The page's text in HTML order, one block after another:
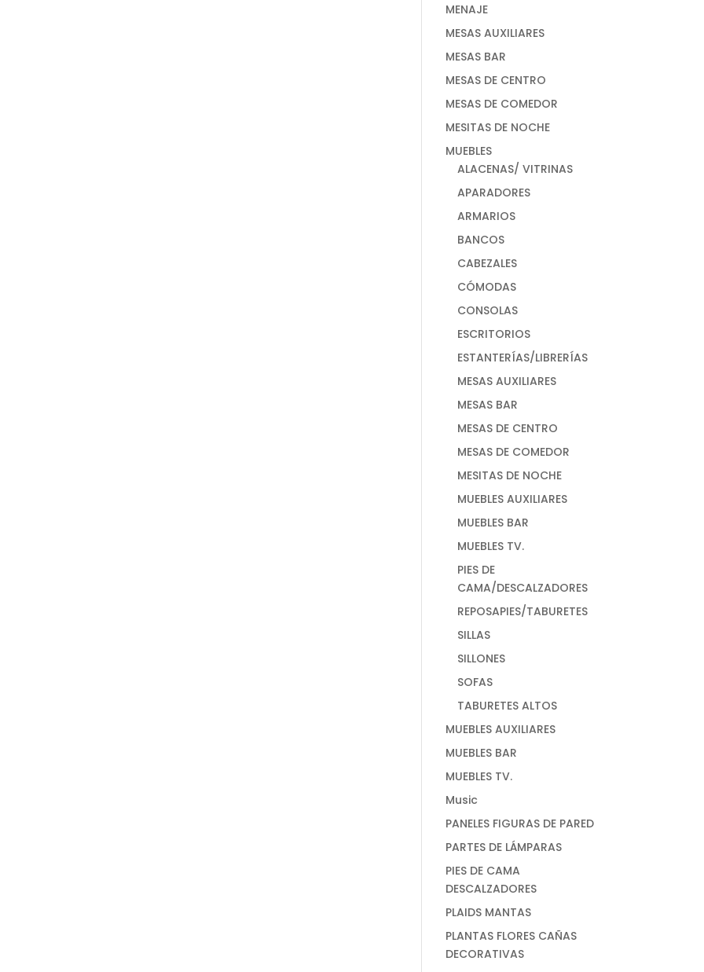
MENAJE
MESAS AUXILIARES
MESAS BAR
MESAS DE CENTRO
MESAS DE COMEDOR
MESITAS DE NOCHE
MUEBLES
ALACENAS/ VITRINAS
APARADORES
ARMARIOS
BANCOS
CABEZALES
CÓMODAS
CONSOLAS
ESCRITORIOS
ESTANTERÍAS/LIBRERÍAS
MESAS AUXILIARES
MESAS BAR
MESAS DE CENTRO
MESAS DE COMEDOR
MESITAS DE NOCHE
MUEBLES AUXILIARES
MUEBLES BAR
MUEBLES TV.
PIES DE
CAMA/DESCALZADORES
REPOSAPIES/TABURETES
SILLAS
SILLONES
SOFAS
TABURETES ALTOS
MUEBLES AUXILIARES
MUEBLES BAR
MUEBLES TV.
Music
PANELES FIGURAS DE PARED
PARTES DE LÁMPARAS
PIES DE CAMA
DESCALZADORES
PLAIDS MANTAS
PLANTAS FLORES CAÑAS
DECORATIVAS